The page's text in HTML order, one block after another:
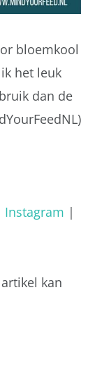
bloemkool
het leuk
dan de
Instagram |
kan